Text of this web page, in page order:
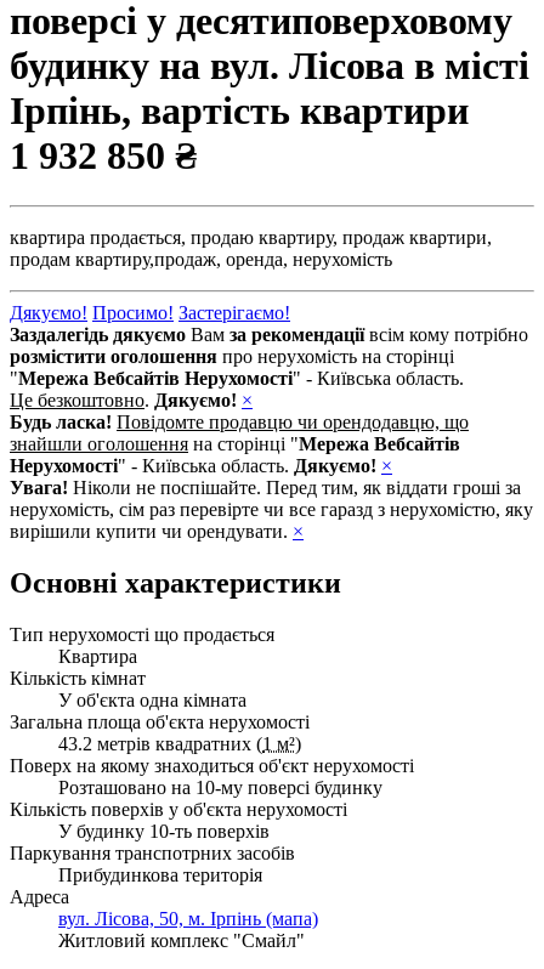
поверсі у десятиповерховому
будинку на вул. Лісова в місті
Ірпінь, вартість квартири
1 932 850 ₴
квартира продається, продаю квартиру, продаж квартири,
продам квартиру,продаж, оренда, нерухомість
Дякуємо! Просимо! Застерігаємо!
Заздалегідь дякуємо Вам за рекомендаціївсім кому потрібно
розмістити оголошення про нерухомість на сторінці
"Мережа Вебсайтів Нерухомості" - Київська область.
Це безкоштовно. Дякуємо! ×
Будь ласка! Повідомте продавцю чи орендодавцю, що
знайшли оголошення на сторінці "Мережа Вебсайтів
Нерухомості" - Київська область. Дякуємо! ×
Увага! Ніколи не поспішайте. Перед тим, як віддати гроші за
нерухомість, сім раз перевірте чи все гаразд з нерухомістю, яку
вирішили купити чи орендувати. ×
Основні характеристики
Тип нерухомості що продається
Квартира
Кількість кімнат
У об'єкта одна кімната
Загальна площа об'єкта нерухомості
43.2 метрів квадратних (1 м²)
Поверх на якому знаходиться об'єкт нерухомості
Розташовано на 10-му поверсі будинку
Кількість поверхів у об'єкта нерухомості
У будинку 10-ть поверхів
Паркування транспотрних засобів
Прибудинкова територія
Адреса
вул. Лісова, 50, м. Ірпінь (мапа)
Житловий комплекс "Смайл"